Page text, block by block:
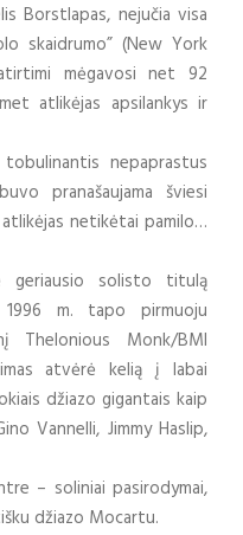
Borstlapas, nejučia visa
skaidrumo” (New York
mėgavosi net 92
atlikėjas apsilankys ir
nepaprastus
pranašaujama šviesi
netikėtai pamilo…
geriausio solisto titulą
m. tapo pirmuoju
Thelonious Monk/BMI
atvėrė kelią į labai
džiazo gigantais kaip
Vannelli, Jimmy Haslip,
– soliniai pasirodymai,
džiazo Mocartu.